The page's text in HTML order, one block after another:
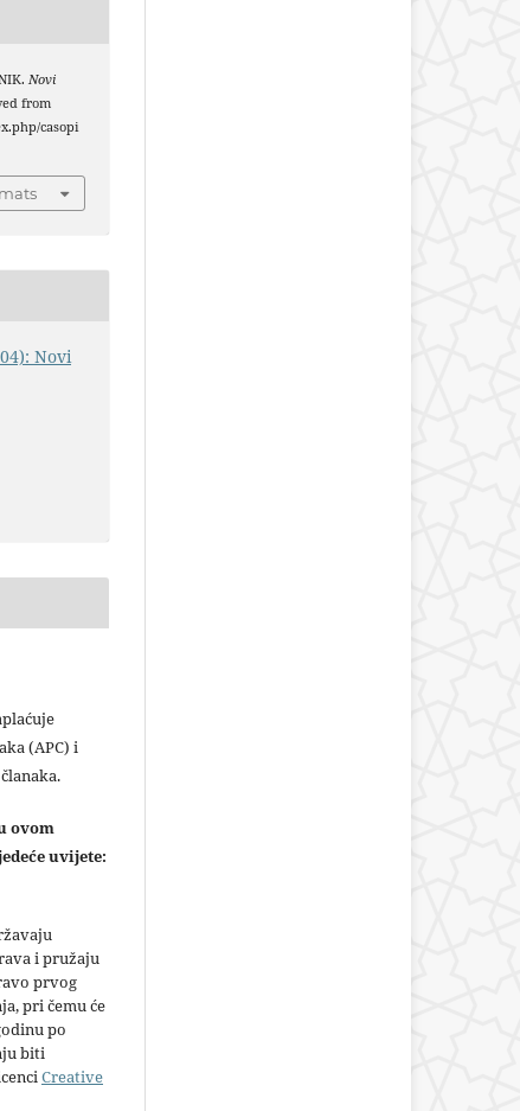
Novi
from
casopi
Novi
(APC) i
ovom
uvijete:
i pružaju
prvog
pri čemu će
po
biti
Creative